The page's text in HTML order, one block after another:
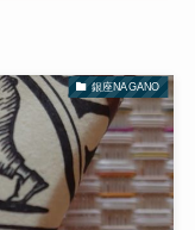
銀座NAGANO